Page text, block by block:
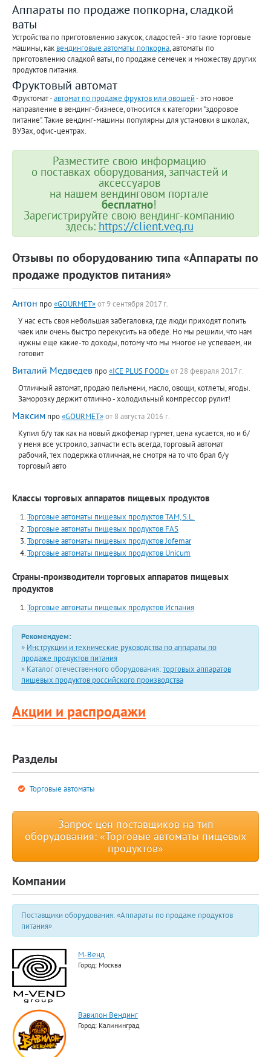
Аппараты по продаже попкорна, сладкой
ваты
Устройства по приготовлению закусок, сладостей - это такие торговые
машины, как вендинговые автоматы попкорна, автоматы по
приготовлению сладкой ваты, по продаже семечек и множеству других
продуктов питания.
Фруктовый автомат
Фруктомат -автомат по продаже фруктов или овощей- это новое
направление в вендинг-бизнесе, относится к категории "здоровое
питание". Такие вендинг-машины популярны для установки в школах,
ВУЗах, офис-центрах.
Разместите свою информацию
о поставках оборудования, запчастей и
аксессуаров
на нашем вендинговом портале
бесплатно!
Зарегистрируйте свою вендинг-компанию
здесь: https://client.veq.ru
Отзывы по оборудованию типа «Аппараты по
продаже продуктов питания»
Антон про«GOURMET»от 9 сентября 2017 г.
У нас есть своя небольшая забегаловка, где люди приходят попить
чаек или очень быстро перекусить на обеде. Но мы решили, что нам
нужны еще какие-то доходы, потому что мы многое не успеваем, ни
готовит
Виталий Медведев про«ICE PLUS FOOD»от 28 февраля 2017 г.
Отличный автомат, продаю пельмени, масло, овощи, котлеты, ягоды.
Заморозку держит отлично - холодильный компрессор рулит!
Максим про«GOURMET»от 8 августа 2016 г.
Купил б/у так как на новый джофемар гурмет, цена кусается, но и б/
у меня все устроило, запчасти есть всегда, торговый автомат
рабочий, тех подержка отличная, не смотря на то что брал б/у
торговый авто
Классы торговых аппаратов пищевых продуктов
Торговые автоматы пищевых продуктов TAM, S.L.
Торговые автоматы пищевых продуктов FAS
Торговые автоматы пищевых продуктов Jofemar
Торговые автоматы пищевых продуктов Unicum
Страны-производители торговых аппаратов пищевых
продуктов
Торговые автоматы пищевых продуктов Испания
Рекомендуем:
» Инструкции и технические руководства по аппараты по
продаже продуктов питания
» Каталог отечественного оборудования:торговых аппаратов
пищевых продуктов российского производства
Акции и распродажи
Разделы
Торговые автоматы
Запрос цен поставщиков на тип
оборудования: «Торговые автоматы пищевых
продуктов»
Компании
Поставщики оборудования: «Аппараты по продаже продуктов
питания»
М-Венд
Город: Москва
Вавилон Вендинг
Город: Калининград